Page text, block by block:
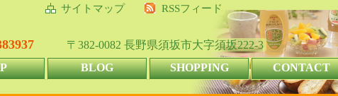
サイトマップ RSSフィード
〒382-0082 長野県須坂市大字須坂222-3
BLOG SHOPPING CONTACT